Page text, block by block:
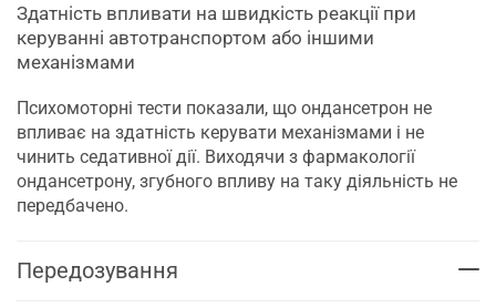
Здатність впливати на швидкість реакції при
керуванні автотранспортом або іншими
механізмами
Психомоторні тести показали, що ондансетрон не
впливає на здатність керувати механізмами і не
чинить седативної дії. Виходячи з фармакології
ондансетрону, згубного впливу на таку діяльність не
передбачено.
Передозування